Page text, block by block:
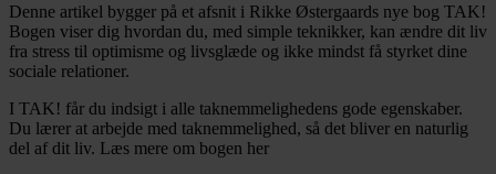
Denne artikel bygger på et afsnit i Rikke Østergaards nye bog TAK!
Bogen viser dig hvordan du, med simple teknikker, kan ændre dit liv
fra stress til optimisme og livsglæde og ikke mindst få styrket dine
sociale relationer.
I TAK! får du indsigt i alle taknemmelighedens gode egenskaber.
Du lærer at arbejde med taknemmelighed, så det bliver en naturlig
del af dit liv. Læs mere om bogen her